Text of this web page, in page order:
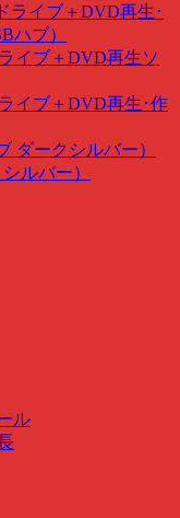
ライブ＋DVD再生･
ハブ）
イブ＋DVD再生ソ
イブ＋DVD再生･作
ダークシルバー）
ルバー）
ル